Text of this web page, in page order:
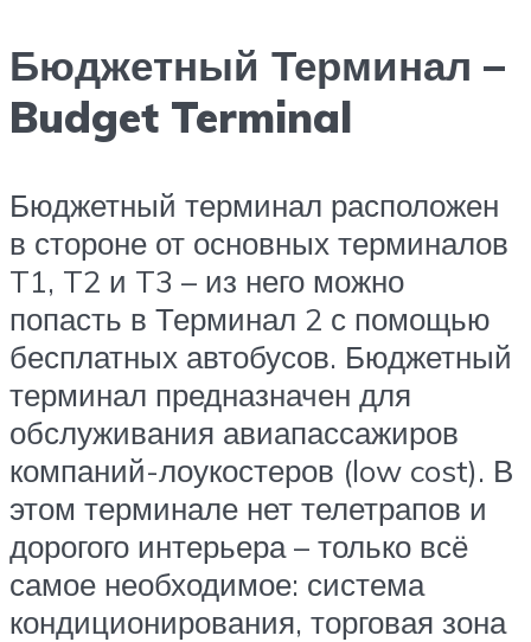
Бюджетный Терминал –
Budget Terminal
Бюджетный терминал расположен
в стороне от основных терминалов
T1, T2 и T3 – из него можно
попасть в Терминал 2 с помощью
бесплатных автобусов. Бюджетный
терминал предназначен для
обслуживания авиапассажиров
компаний-лоукостеров (low cost). В
этом терминале нет телетрапов и
дорогого интерьера – только всё
самое необходимое: система
кондиционирования, торговая зона